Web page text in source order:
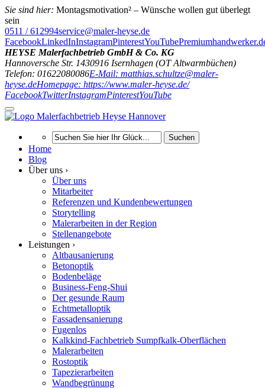
Sie sind hier: Montagsmotivation² – Wünsche wollen gut überlegt
sein
0511 / 612994service@maler-heyse.de
FacebookLinkedInInstagramPinterestYouTube
HEYSE Malerfachbetrieb GmbH & Co. KG
Hannoversche Str. 1430916 Isernhagen (OT Altwarmbüchen)
Telefon: 01622080086E-Mail: matthias.schultze@maler-
heyse.deHomepage: https://www.maler-heyse.de/
FacebookTwitterInstagramPinterestYouTube
Suchen
Home
Blog
Über uns ›
Über uns
Mitarbeiter
Referenzen und Kundenbewertungen
Storytelling
Malerarbeiten in der Region
Stellenangebote
Leistungen ›
Altbausanierung
Betonoptik
Bodenbeläge
Business-Feng-Shui
Der gesunde Raum
Echtmetalloptik
Fassadensanierung
Fugenlos
Kalkkind-Fachbetrieb Sumpfkalk-Oberflächen
Malerarbeiten
Rostoptik
Tapezierarbeiten
Wandbegrünung